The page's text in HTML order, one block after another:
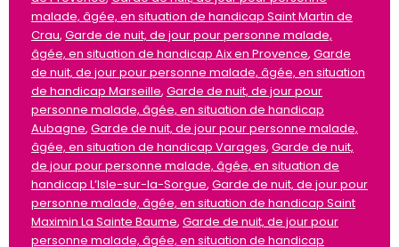
malade, âgée, en situation de handicap Saint Martin de
Crau, Garde de nuit, de jour pour personne malade,
âgée, en situation de handicap Aix en Provence, Garde
de nuit, de jour pour personne malade, âgée, en situation
de handicap Marseille, Garde de nuit, de jour pour
personne malade, âgée, en situation de handicap
Aubagne, Garde de nuit, de jour pour personne malade,
âgée, en situation de handicap Varages, Garde de nuit,
de jour pour personne malade, âgée, en situation de
handicap L’Isle-sur-la-Sorgue, Garde de nuit, de jour pour
personne malade, âgée, en situation de handicap Saint
Maximin La Sainte Baume, Garde de nuit, de jour pour
personne malade, âgée, en situation de handicap